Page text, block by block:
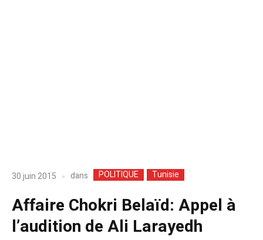
30 juin 2015 dans POLITIQUE Tunisie
Affaire Chokri Belaïd: Appel à
l’audition de Ali Larayedh